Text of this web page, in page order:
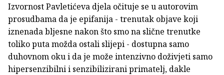
Izvornost Pavletićeva djela očituje se u autorovim
prosudbama da je epifanija - trenutak objave koji
iznenada bljesne nakon što smo na slične trenutke
toliko puta možda ostali slijepi - dostupna samo
duhovnom oku i da je može intenzivno doživjeti samo
hipersenzibilni i senzibilizirani primatelj, dakle